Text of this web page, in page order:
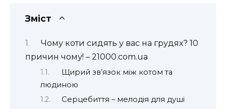
Зміст
Чому коти сидять у вас на грудях? 10
причин чому! – 21000.com.ua
Щирий зв’язок між котом та
людиною
Серцебиття – мелодія для душі